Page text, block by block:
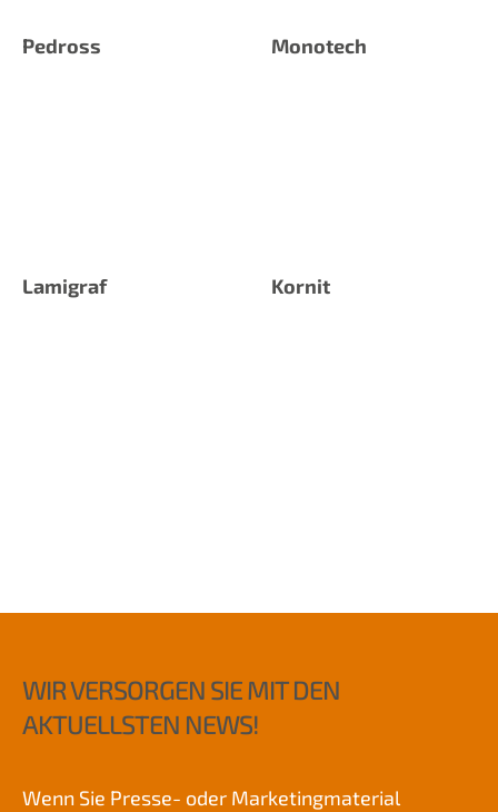
Pedross Monotech
Lamigraf Kornit
WIR VERSORGEN SIE MIT DEN
AKTUELLSTEN NEWS!
Wenn Sie Presse- oder Marketingmaterial